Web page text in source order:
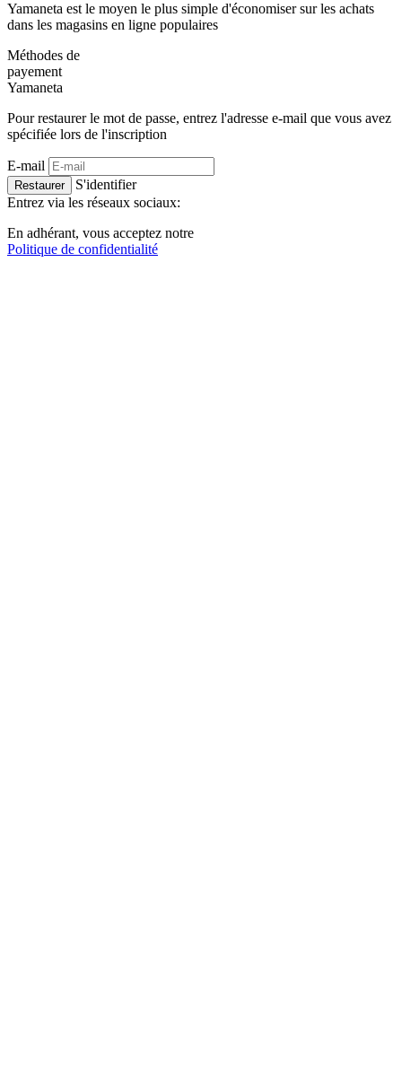
Yamaneta est le moyen le plus simple d'économiser sur les achats
dans les magasins en ligne populaires
Méthodes de
payement
Yamaneta
Pour restaurer le mot de passe, entrez l'adresse e-mail que vous avez
spécifiée lors de l'inscription
E-mail
Restaurer
S'identifier
Entrez via les réseaux sociaux:
En adhérant, vous acceptez notre
Politique de confidentialité